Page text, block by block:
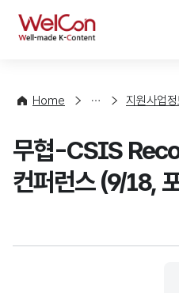
WelCon
Home
사
청
지원사업
무협-CSIS
컨퍼런스 (9/18,